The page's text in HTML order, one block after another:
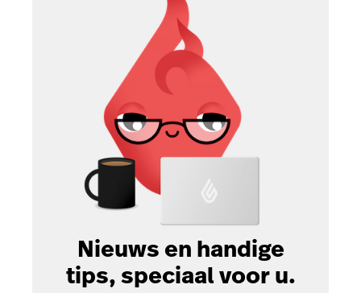
Nieuws en handige
tips, speciaal voor u.